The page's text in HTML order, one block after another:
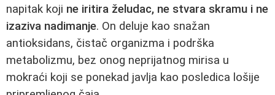
napitak koji ne iritira želudac, ne stvara skramu i ne
izaziva nadimanje. On deluje kao snažan
antioksidans, čistač organizma i podrška
metabolizmu, bez onog neprijatnog mirisa u
mokraći koji se ponekad javlja kao posledica lošije